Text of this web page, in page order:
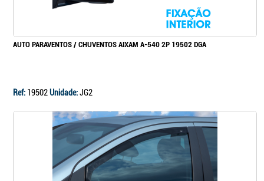
AUTO PARAVENTOS / CHUVENTOS AIXAM A-540 2P 19502 DGA
Ref: 19502Unidade:JG2